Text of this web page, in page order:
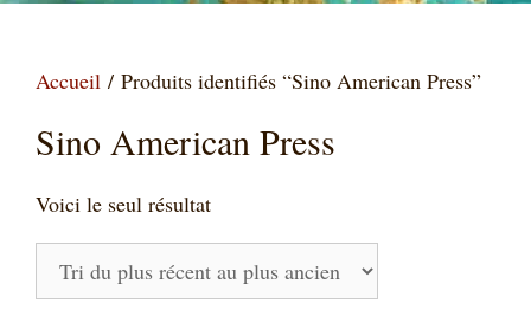
Accueil / Produits identifiés “Sino American Press”
Sino American Press
Voici le seul résultat